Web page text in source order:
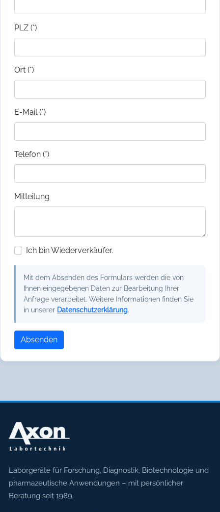
PLZ (*)
Ort (*)
E-Mail (*)
Telefon (*)
Mitteilung
Ich bin Wiederverkäufer.
Mit dem Absenden des Formulars werden die von
Ihnen eingegebenen Daten zur Bearbeitung Ihrer
Anfrage verarbeitet. Weitere Informationen finden Sie
in unserer Datenschutzerklärung.
Absenden
Axon Labortechnik
Laborgeräte für Forschung, Diagnostik, Biotechnologie und
pharmazeutische Anwendungen – mit persönlicher
Beratung seit 1989.